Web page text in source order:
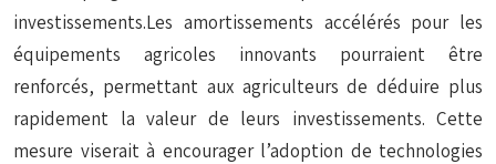
investissements.Les amortissements accélérés pour les
équipements agricoles innovants pourraient être
renforcés, permettant aux agriculteurs de déduire plus
rapidement la valeur de leurs investissements. Cette
mesure viserait à encourager l’adoption de technologies